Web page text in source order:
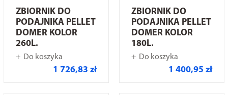
ZBIORNIK DO
PODAJNIKA PELLET
DOMER KOLOR
260L.
Do koszyka
1 726,83 zł
ZBIORNIK DO
PODAJNIKA PELLET
DOMER KOLOR
180L.
Do koszyka
1 400,95 zł